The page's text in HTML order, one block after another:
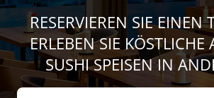
RESERVIEREN SIE EINEN
ERLEBEN SIE KÖSTLICHE
SUSHI SPEISEN IN